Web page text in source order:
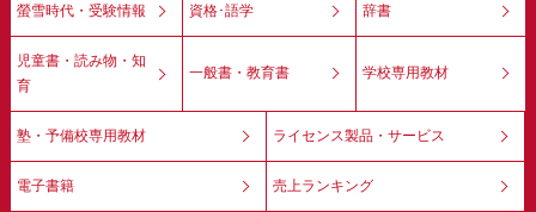
螢雪時代・受験情報 資格･語学 辞書
児童書・読み物・知
育
一般書・教育書 学校専用教材
塾・予備校専用教材 ライセンス製品・サービス
電子書籍 売上ランキング